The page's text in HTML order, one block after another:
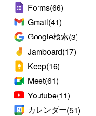
Forms(66)
Gmail(41)
Google検索(3)
Jamboard(17)
Keep(16)
Meet(61)
Youtube(11)
カレンダー(51)